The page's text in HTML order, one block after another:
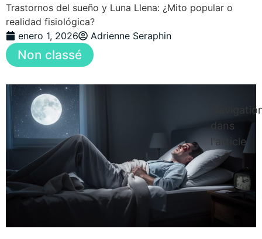
Trastornos del sueño y Luna Llena: ¿Mito popular o
realidad fisiológica?
enero 1, 2026
Adrienne Seraphin
Non classé
dans
l'article